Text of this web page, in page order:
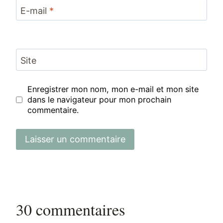
E-mail *
Site
Enregistrer mon nom, mon e-mail et mon site
dans le navigateur pour mon prochain
commentaire.
30 commentaires